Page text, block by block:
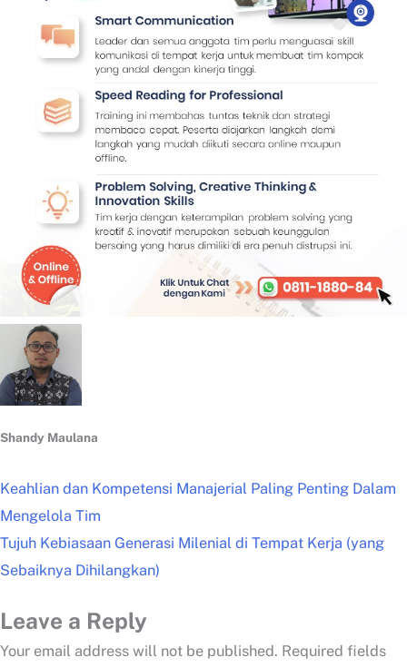
Shandy Maulana
Keahlian dan Kompetensi Manajerial Paling Penting Dalam
Mengelola Tim
Tujuh Kebiasaan Generasi Milenial di Tempat Kerja (yang
Sebaiknya Dihilangkan)
Leave a Reply
Your email address will not be published. Required fields